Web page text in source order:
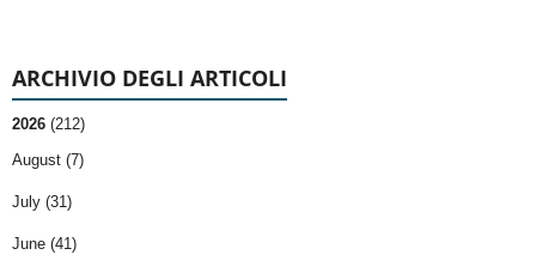
ARCHIVIO DEGLI ARTICOLI
2026 (212)
August (7)
July (31)
June (41)